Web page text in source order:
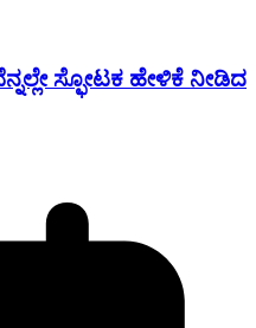
ಸ್ಫೋಟಕ ಹೇಳಿಕೆ ನೀಡಿದ